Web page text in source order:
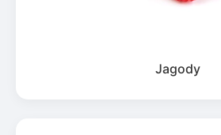
Jagody